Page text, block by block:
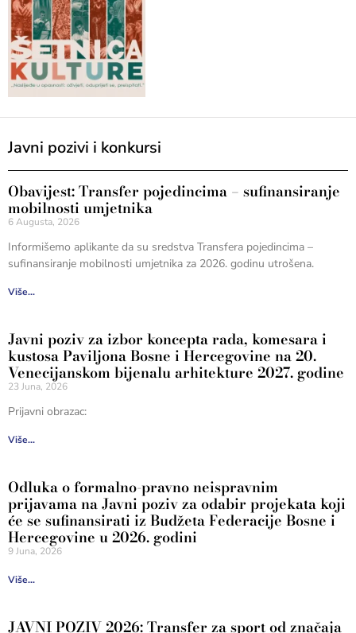
Javni pozivi i konkursi
Obavijest: Transfer pojedincima – sufinansiranje
mobilnosti umjetnika
6 Augusta, 2026
Informišemo aplikante da su sredstva Transfera pojedincima –
sufinansiranje mobilnosti umjetnika za 2026. godinu utrošena.
Više...
Javni poziv za izbor koncepta rada, komesara i
kustosa Paviljona Bosne i Hercegovine na 20.
Venecijanskom bijenalu arhitekture 2027. godine
23 Juna, 2026
Prijavni obrazac:
Više...
Odluka o formalno-pravno neispravnim
prijavama na Javni poziv za odabir projekata koji
će se sufinansirati iz Budžeta Federacije Bosne i
Hercegovine u 2026. godini
9 Juna, 2026
Više...
JAVNI POZIV 2026: Transfer za sport od značaja